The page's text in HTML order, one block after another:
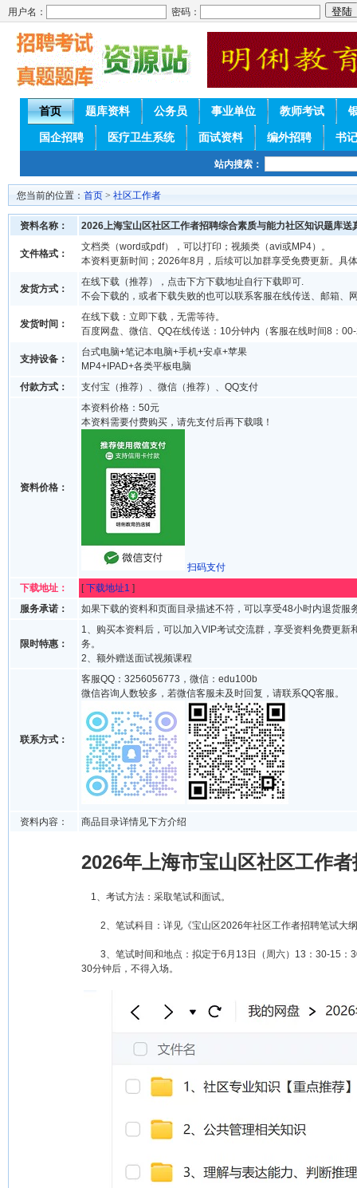
用户名： 密码：
首页 题库资料 公务员 事业单位 教师考试
国企招聘 医疗卫生系统 面试资料 编外招聘 书
站内搜索：
您当前的位置： 首页 > 社区工作者
资料名称： 2026上海宝山区社区工作者招聘综合素质与能力社区知识题库送
文件格式：
文档类（word或pdf），可以打印；视频类（avi或MP4）。
本资料更新时间；2026年8月，后续可以加群享受免费更新。具
发货方式：
在线下载（推荐），点击下方下载地址自行下载即可.
不会下载的，或者下载失败的也可以联系客服在线传送、邮箱、
发货时间：
在线下载：立即下载，无需等待。
百度网盘、微信、QQ在线传送：10分钟内（客服在线时间8：
支持设备：
台式电脑+笔记本电脑+手机+安卓+苹果
MP4+IPAD+各类平板电脑
付款方式：
支付宝（推荐）、微信（推荐）、QQ支付
资料价格：
本资料价格：50元
本资料需要付费购买，请先支付后再下载哦！
扫码支付
下载地址：
[下载地址1 ]
服务承诺：
如果下载的资料和页面目录描述不符，可以享受48小时内退货服
限时特惠：
1、购买本资料后，可以加入VIP考试交流群，享受资料免费更新
务。
2、额外赠送面试视频课程
联系方式：
客服QQ：3256056773，微信：edu100b
微信咨询人数较多，若微信客服未及时回复，请联系QQ客服。
资料内容： 商品目录详情见下方介绍
2026年上海市宝山区社区工作
1、考试方法：采取笔试和面试。
2、笔试科目：详见《宝山区2026年社区工作者招聘笔试大
3、笔试时间和地点：拟定于6月13日（周六）13：30-15：
30分钟后，不得入场。